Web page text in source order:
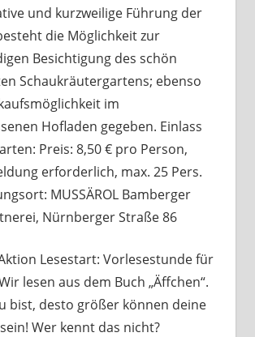
und kurzweilige Führung der
die Möglichkeit zur
Besichtigung des schön
Schaukräutergartens; ebenso
im
Hofladen gegeben. Einlass
Preis: 8,50 € pro Person,
erforderlich, max. 25 Pers.
MUSSÄROL Bamberger
Nürnberger Straße 86
Lesestart: Vorlesestunde für
lesen aus dem Buch „Äffchen“.
bist, desto größer können deine
Wer kennt das nicht?